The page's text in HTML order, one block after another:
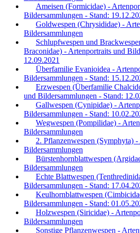
Ameisen (Formicidae) -
Bildersammlungen - Stand:
Goldwespen (Chrysididae) -
Bildersammlungen
Schlupfwespen und
Braconidae) - Artenportraits und
12.09.2021
Überfamilie Evanioidea -
Bildersammlungen - Stand:
Erzwespen (Überfamilie
und Bildersammlungen - Stand:
Gallwespen (Cynipidae) -
Bildersammlungen - Stand:
Wegwespen (Pompilidae) -
Bildersammlungen
2. Pflanzenwespen (Symphyta)
Bildersammlungen
Bürstenhornblattwespen
Bildersammlungen
Echte Blattwespen
Bildersammlungen - Stand:
Keulhornblattwespen
Bildersammlungen - Stand:
Holzwespen (Siricidae) -
Bildersammlungen
Sonstige Pflanzenwespen -